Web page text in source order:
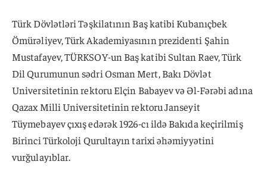
Türk Dövlətləri Təşkilatının Baş katibi Kubanıçbek
Ömürəliyev, Türk Akademiyasının prezidenti Şahin
Mustafayev, TÜRKSOY-un Baş katibi Sultan Raev, Türk
Dil Qurumunun sədri Osman Mert, Bakı Dövlət
Universitetinin rektoru Elçin Babayev və Əl-Fərəbi adına
Qazax Milli Universitetinin rektoru Janseyit
Tüymebayev çıxış edərək 1926-cı ildə Bakıda keçirilmiş
Birinci Türkoloji Qurultayın tarixi əhəmiyyətini
vurğulayıblar.